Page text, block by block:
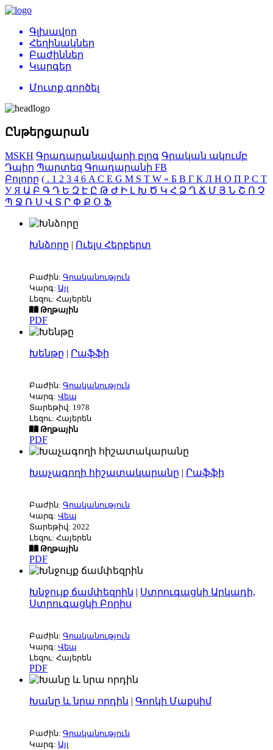
Գլխավոր
Հեղինակներ
Բաժիններ
Կարգեր
Մուտք գործել
Ընթերցարան
MSKH Գրադարանավարի բլոգ Գրական ակումբ
Դպիր Պարտեզ Գրադարանի FB
Բոլորը ( . 1 2 3 4 6 AC E G M S T W « Б В Г К Л Н О П Р С Т
УЯ Ա Բ Գ Դ Ե Զ Է Ը Թ Ժ Ի Լ Խ Ծ Կ Հ Ձ Ղ Ճ Մ Յ Ն Շ Ո Չ
Պ Ջ Ռ Ս Վ Տ Ր Փ Ք Օ Ֆ
Խնձորը | Ուելս Հերբերտ
Բաժին: Գրականություն
Կարգ: Այլ
Լեզու: Հայերեն
Թղթային
PDF
Խենթը | Րաֆֆի
Բաժին: Գրականություն
Կարգ: Վեպ
Տարեթիվ: 1978
Լեզու: Հայերեն
Թղթային
PDF
Խաչագողի հիշատակարանը | Րաֆֆի
Բաժին: Գրականություն
Կարգ: Վեպ
Տարեթիվ: 2022
Լեզու: Հայերեն
Թղթային
PDF
Խնջույք ճամփեզրին | Ստրուգացկի Արկադի,
Ստրուգացկի Բորիս
Բաժին: Գրականություն
Կարգ: Վեպ
Լեզու: Հայերեն
PDF
Խանը և նրա որդին | Գորկի Մաքսիմ
Բաժին: Գրականություն
Կարգ: Այլ